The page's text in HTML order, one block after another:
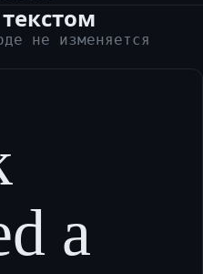
не изменяется
a